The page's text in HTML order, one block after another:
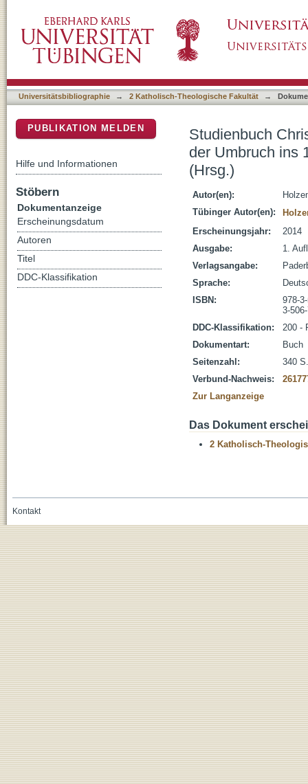
Jahrhundert : (1550 - 1848) / Andreas
Universitätsbibliographie → 2 Katholisch-Theologische Fakultät →
Studienbuch
der Umbruch ins
(Hrsg.)
Autor(en):
Tübinger Autor(en):
Erscheinungsjahr:
2014
Ausgabe:
1.
Verlagsangabe:
Sprache:
ISBN:
978-
3-
DDC-Klassifikation:
200 -
Dokumentart:
Buch
Seitenzahl:
340
Verbund-Nachweis:
Zur Langanzeige
Das Dokument
2 Katholisch-
PUBLIKATION MELDEN
Hilfe und Informationen
Stöbern
Dokumentanzeige
Erscheinungsdatum
Autoren
Titel
DDC-Klassifikation
Kontakt